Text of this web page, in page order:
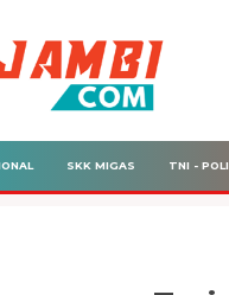
SKK MIGAS TNI -